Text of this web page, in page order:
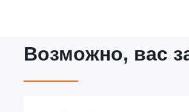
Возможно, вас